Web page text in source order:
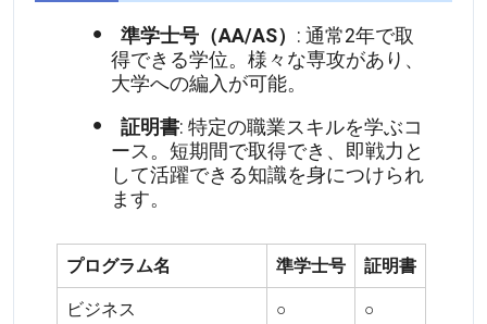
準学士号（AA/AS） : 通常2年で取
得できる学位。様々な専攻があり、
大学への編入が可能。
証明書: 特定の職業スキルを学ぶコ
ース。短期間で取得でき、即戦力と
して活躍できる知識を身につけられ
ます。
プログラム名 準学士号 証明書
ビジネス ○ ○